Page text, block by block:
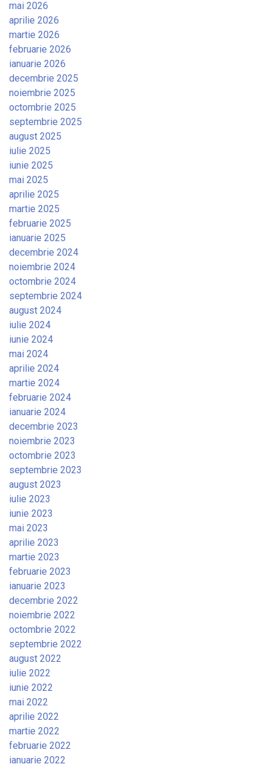
mai 2026
aprilie 2026
martie 2026
februarie 2026
ianuarie 2026
decembrie 2025
noiembrie 2025
octombrie 2025
septembrie 2025
august 2025
iulie 2025
iunie 2025
mai 2025
aprilie 2025
martie 2025
februarie 2025
ianuarie 2025
decembrie 2024
noiembrie 2024
octombrie 2024
septembrie 2024
august 2024
iulie 2024
iunie 2024
mai 2024
aprilie 2024
martie 2024
februarie 2024
ianuarie 2024
decembrie 2023
noiembrie 2023
octombrie 2023
septembrie 2023
august 2023
iulie 2023
iunie 2023
mai 2023
aprilie 2023
martie 2023
februarie 2023
ianuarie 2023
decembrie 2022
noiembrie 2022
octombrie 2022
septembrie 2022
august 2022
iulie 2022
iunie 2022
mai 2022
aprilie 2022
martie 2022
februarie 2022
ianuarie 2022